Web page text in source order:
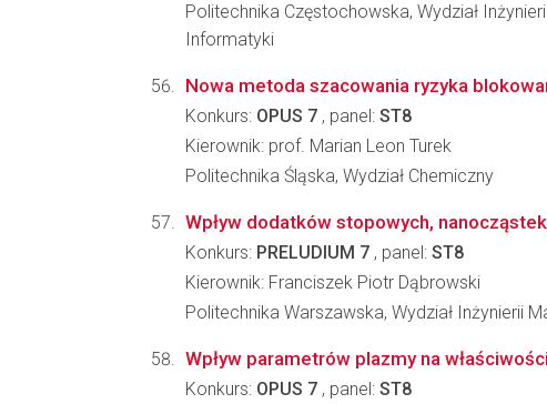
Politechnika Częstochowska, Wydział
Informatyki
Nowa metoda szacowania ryzyka
Konkurs: OPUS 7 , panel: ST8
Kierownik: prof. Marian Leon Turek
Politechnika Śląska, Wydział Chemiczny
Wpływ dodatków stopowych,
Konkurs: PRELUDIUM 7 , panel: ST8
Kierownik: Franciszek Piotr Dąbrowski
Politechnika Warszawska, Wydział Inżynierii
Wpływ parametrów plazmy na
Konkurs: OPUS 7 , panel: ST8